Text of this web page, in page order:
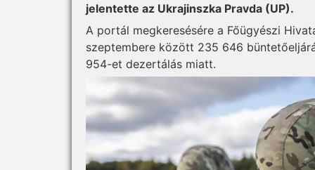
jelentette az Ukrajinszka Pravda (UP).
A portál megkeresésére a Főügyészi
szeptembere között 235 646
954-et dezertálás miatt.